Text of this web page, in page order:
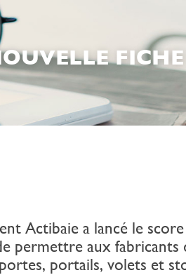
Actibaie a lancé le
permettre aux fabricants
portails, volets et